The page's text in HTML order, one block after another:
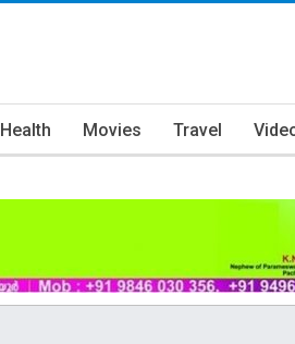
Health Movies Travel